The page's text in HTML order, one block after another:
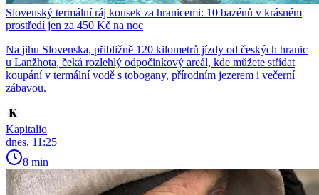
Slovenský termální ráj kousek za hranicemi: 10 bazénů v krásném
prostředí jen za 450 Kč na noc
Na jihu Slovenska, přibližně 120 kilometrů jízdy od českých hranic
u Lanžhota, čeká rozlehlý odpočinkový areál, kde můžete střídat
koupání v termální vodě s tobogany, přírodním jezerem i večerní
zábavou.
Kapitalio
dnes, 11:25
8 min